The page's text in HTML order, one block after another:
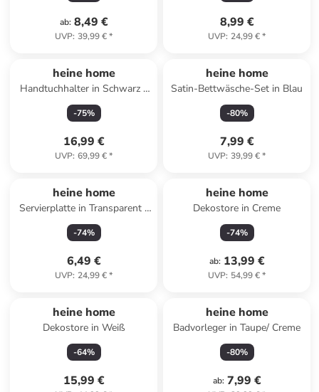
ab: 8,49 €
UVP: 39,99 €*
8,99 €
UVP: 24,99 €*
heine home
Handtuchhalter in Schwarz -
(B)31 x (H)55 x (T)15 cm
-75%
16,99 €
UVP: 69,99 €*
heine home
Satin-Bettwäsche-Set in Blau
-80%
7,99 €
UVP: 39,99 €*
heine home
Servierplatte in Transparent -
(H)12,5 x Ø 27 cm
-74%
6,49 €
UVP: 24,99 €*
heine home
Dekostore in Creme
-74%
ab: 13,99 €
UVP: 54,99 €*
heine home
Dekostore in Weiß
-64%
15,99 €
heine home
Badvorleger in Taupe/ Creme
-80%
ab: 7,99 €